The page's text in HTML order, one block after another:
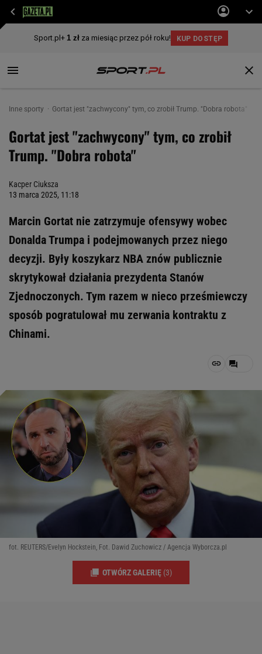
Inne sporty Gortat jest "zachwycony" tym, co zrobił Trump. "Dobra robota"
Gortat jest "zachwycony" tym, co zrobił
Trump. "Dobra robota"
Kacper Ciuksza
13 marca 2025, 11:18
Marcin Gortat nie zatrzymuje ofensywy wobec
Donalda Trumpa i podejmowanych przez niego
decyzji. Były koszykarz NBA znów publicznie
skrytykował działania prezydenta Stanów
Zjednoczonych. Tym razem w nieco prześmiewczy
sposób pogratulował mu zerwania kontraktu z
Chinami.
fot. REUTERS/Evelyn Hockstein, Fot. Dawid Zuchowicz / Agencja Wyborcza.pl
OTWÓRZ GALERIĘ (3)